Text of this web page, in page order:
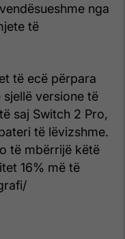
nga
të
të ecë përpara
versione të
saj Switch 2 Pro,
të lëvizshme.
të mbërrijë këtë
16% më të